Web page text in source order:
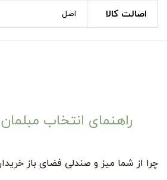
اصالت کالا اصل
راهنمای انتخاب
چرا از شما میز و صندلی فضای باز